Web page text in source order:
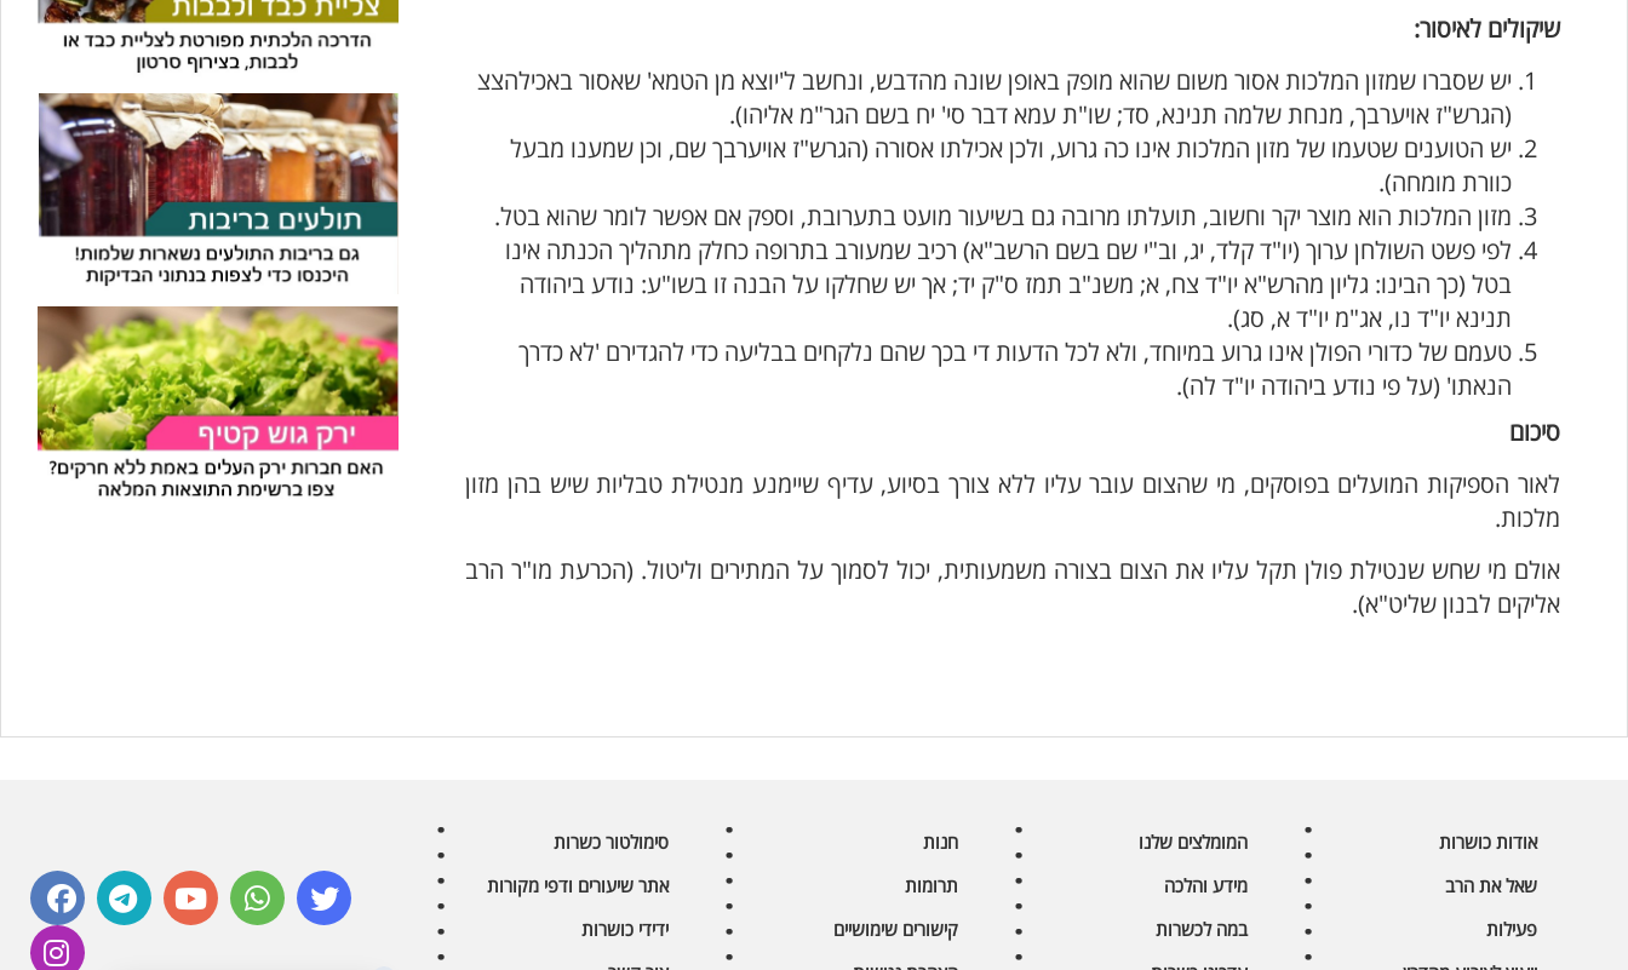
שיקולים לאיסור:
יש שסברו שמזון המלכות אסור משום שהוא מופק באופן שונה מהדבש, ונחשב ל'יוצא מן הטמא' שאסור באכילהצצ
(הגרש"ז אויערבך, מנחת שלמה תנינא, סד; שו"ת עמא דבר סי' יח בשם הגר"מ אליהו).
יש הטוענים שטעמו של מזון המלכות אינו כה גרוע, ולכן אכילתו אסורה (הגרש"ז אויערבך שם, וכן שמענו מבעל
כוורת מומחה).
מזון המלכות הוא מוצר יקר וחשוב, תועלתו מרובה גם בשיעור מועט בתערובת, וספק אם אפשר לומר שהוא בטל.
לפי פשט השולחן ערוך (יו"ד קלד, יג, וב"י שם בשם הרשב"א) רכיב שמעורב בתרופה כחלק מתהליך הכנתה אינו
בטל (כך הבינו: גליון מהרש"א יו"ד צח, א; משנ"ב תמז ס"ק יד; אך יש שחלקו על הבנה זו בשו"ע: נודע ביהודה
תנינא יו"ד נו, אג"מ יו"ד א, סג).
טעמם של כדורי הפולן אינו גרוע במיוחד, ולא לכל הדעות די בכך שהם נלקחים בבליעה כדי להגדירם 'לא כדרך
הנאתו' (על פי נודע ביהודה יו"ד לה).
סיכום
לאור הספיקות המועלים בפוסקים, מי שהצום עובר עליו ללא צורך בסיוע, עדיף שיימנע מנטילת טבליות שיש בהן מזון
מלכות.
אולם מי שחש שנטילת פולן תקל עליו את הצום בצורה משמעותית, יכול לסמוך על המתירים וליטול. (הכרעת מו"ר הרב
אליקים לבנון שליט"א).
אודות כושרות
שאל את הרב
פעילות
המומלצים שלנו
מידע והלכה
במה לכשרות
חנות
תרומות
קישורים שימושיים
סימולטור כשרות
אתר שיעורים ודפי מקורות
ידידי כושרות
facebooktelegram youtubewhatsapp twitter
instagram
עוזר הכשרות של כושרות
בינה מלאכותית · זמין תמיד
מוצרים, מסעדות, עסקים